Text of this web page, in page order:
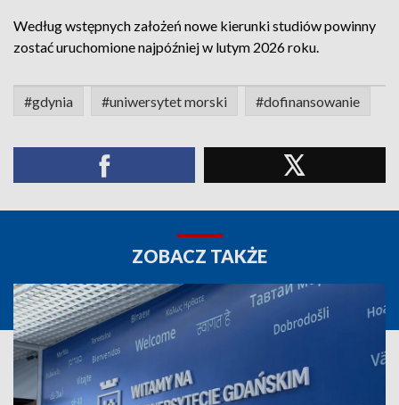
Według wstępnych założeń nowe kierunki studiów powinny
zostać uruchomione najpóźniej w lutym 2026 roku.
#gdynia #uniwersytet morski #dofinansowanie
ZOBACZ TAKŻE